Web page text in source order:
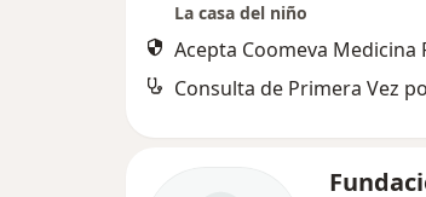
La casa del niño
Acepta Coomeva Medicina